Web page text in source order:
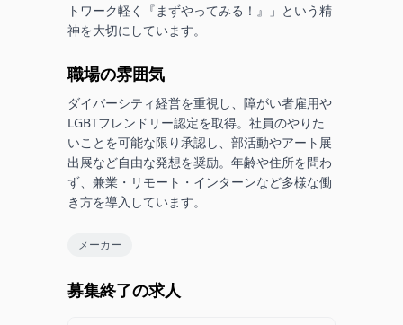
トワーク軽く『まずやってみる！』」という精
神を大切にしています。
職場の雰囲気
ダイバーシティ経営を重視し、障がい者雇用や
LGBTフレンドリー認定を取得。社員のやりた
いことを可能な限り承認し、部活動やアート展
出展など自由な発想を奨励。年齢や住所を問わ
ず、兼業・リモート・インターンなど多様な働
き方を導入しています。
メーカー
募集終了の求人